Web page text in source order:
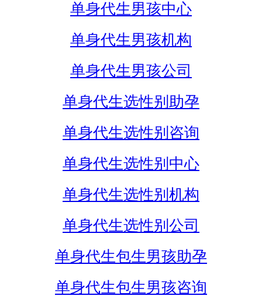
单身代生男孩中心
单身代生男孩机构
单身代生男孩公司
单身代生选性别助孕
单身代生选性别咨询
单身代生选性别中心
单身代生选性别机构
单身代生选性别公司
单身代生包生男孩助孕
单身代生包生男孩咨询